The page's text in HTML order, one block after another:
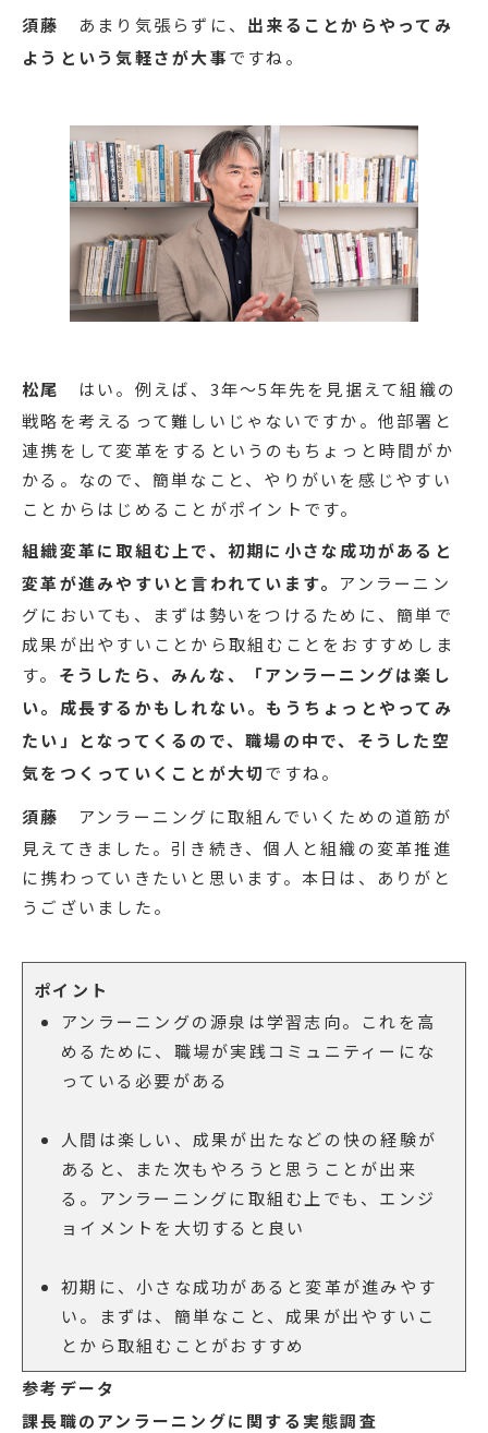
須藤
あまり気張らずに、 出来ることからやってみ
ようという気軽さが大事ですね。
松尾
はい。例えば、3年～5年先を見据えて組織の
戦略を考えるって難しいじゃないですか。他部署と
連携をして変革をするというのもちょっと時間がか
かる。なので、簡単なこと、やりがいを感じやすい
ことからはじめることがポイントです。
組織変革に取組む上で、初期に小さな成功があると
変革が進みやすいと言われています。 アンラーニン
グにおいても、まずは勢いをつけるために、簡単で
成果が出やすいことから取組むことをおすすめしま
す。 そうしたら、みんな、「アンラーニングは楽し
い。成長するかもしれない。もうちょっとやってみ
たい」となってくるので、職場の中で、そうした空
気をつくっていくことが大切ですね。
須藤
アンラーニングに取組んでいくための道筋が
見えてきました。引き続き、個人と組織の変革推進
に携わっていきたいと思います。本日は、ありがと
うございました。
ポイント
アンラーニングの源泉は学習志向。これを高
めるために、職場が実践コミュニティーにな
っている必要がある
人間は楽しい、成果が出たなどの快の経験が
あると、また次もやろうと思うことが出来
る。アンラーニングに取組む上でも、エンジ
ョイメントを大切すると良い
初期に、小さな成功があると変革が進みやす
い。まずは、簡単なこと、成果が出やすいこ
とから取組むことがおすすめ
参考データ
課長職のアンラーニングに関する実態調査